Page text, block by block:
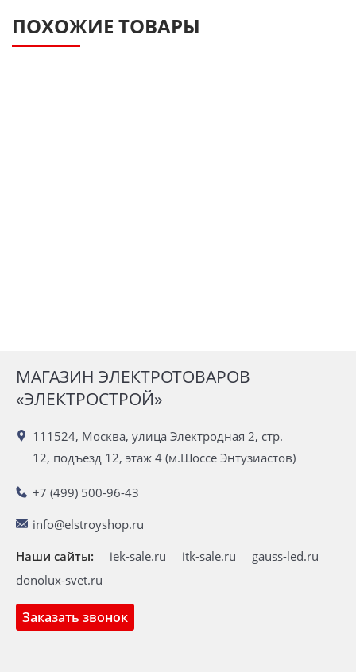
ПОХОЖИЕ ТОВАРЫ
МАГАЗИН ЭЛЕКТРОТОВАРОВ
«ЭЛЕКТРОСТРОЙ»
111524, Москва, улица Электродная 2, стр.
12, подъезд 12, этаж 4 (м.Шоссе Энтузиастов)
+7 (499) 500-96-43
info@elstroyshop.ru
Заказать звонок
Наши сайты: iek-sale.ru itk-sale.ru
gauss-led.ru
donolux-svet.ru